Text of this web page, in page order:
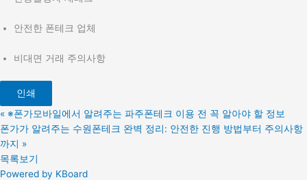
안전한 폰테크 업체
비대면 거래 주의사항
인쇄
« ※폰가모바일에서 알려주는 파주폰테크 이용 전 꼭 알아야 할 정보
폰가가 알려주는 수원폰테크 완벽 정리: 안전한 진행 방법부터 주의사항
까지 »
목록보기
Powered by KBoard